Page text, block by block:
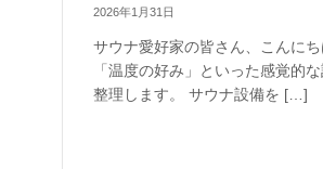
2026年1月31日
サウナ愛好家の皆さん、こんに
「温度の好み」といった感覚的
整理します。 サウナ設備を […]